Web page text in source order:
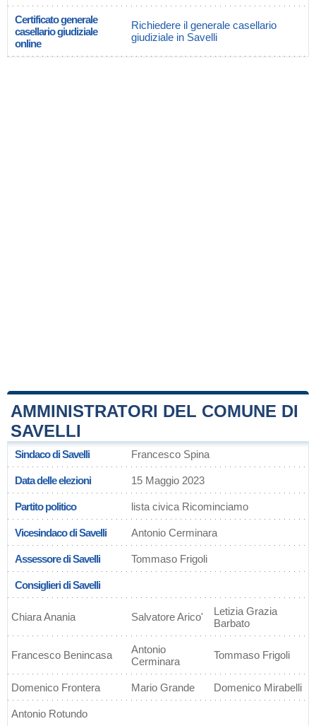
Certificato generale
casellario giudiziale
online
Richiedere il generale casellario
giudiziale in Savelli
AMMINISTRATORI DEL COMUNE DI
SAVELLI
Sindaco di Savelli Francesco Spina
Data delle elezioni 15 Maggio 2023
Partito politico lista civica Ricominciamo
Vicesindaco di Savelli Antonio Cerminara
Assessore di Savelli Tommaso Frigoli
Consiglieri di Savelli
Chiara Anania Salvatore Arico'
Letizia Grazia
Barbato
Francesco Benincasa
Antonio
Cerminara
Tommaso Frigoli
Domenico Frontera Mario Grande Domenico Mirabelli
Antonio Rotundo